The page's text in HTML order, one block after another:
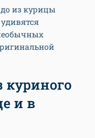
из курицы
и в